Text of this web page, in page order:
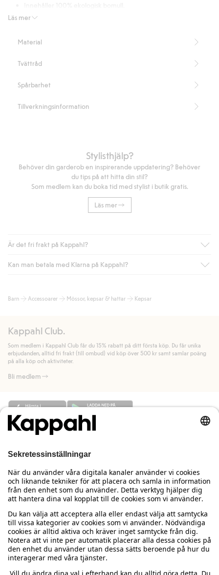
Läs mer
Artikelnummer
Material
Tvättråd
Spårbarhet
Tillverkningsinformation
Stylisthjälp?
Behöver din garderob en inspirerande uppdatering? Behöver
du tips på att hitta din stil?
Som medlem kan du boka tid med stylist i butik gratis.
Läs mer
Är det fri frakt på Kappahl?
Är du medlem i Kappahl Club har du alltid gratis frakt till butik
automatik efter du loggat in och identifierats som medlem.
handlar för.
Läs mer
Kan man betala med Klarna på Kappahl?
bland annat faktura och swish men även andra betalningssätt.
allmänna villkor.
Läs mer
Barn Accessoarer Mössor, kepsar & hattar Kepsar
Kappahl Club.
Som medlem i Kappahl Club får du 15% rabatt på ditt första köp. Du får unika
erbjudanden, alltid fri frakt (till ombud) vid köp över 500 kr samt samlar poäng
på alla köp och aktiviteter.
Bli medlem
Behöver du hjälp?
Kundservice
Vanliga frågor
Beställning & retur
Kontakta oss
Kappahl Club
Logga in
Kappahl Club
Medlemsvillkor
Om oss
Om Kappahl Group
Villkor & policy
Köpvillkor Sverige
Mer från oss